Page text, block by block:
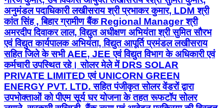
अनुमंडल पदाधिकारी लखीसराय श्री प्रभाकर कुमार, LDM श्री
कांत सिंह , बिहार ग्रामीण बैंक Regional Manager श्री
अमरदीप दिवाकर लाल, विद्युत अधीक्षण अभियंता श्री सुमित सौरभ
एवं विद्युत कार्यपालक अभियंता, विद्युत आपूर्ति प्रमंडल लखीसराय
सहित जिले के सभी AEE, JEE एवं विद्युत विभाग के अधिकारी एवं
कर्मचारी उपस्थित रहे। सोलर मेले में DRS SOLAR
PRIVATE LIMITED एवं UNICORN GREEN
ENERGY PVT. LTD. सहित पंजीकृत सोलर वेंडरों द्वारा
उपभोक्ताओं को पीएम सूर्य घर योजना के तहत रूफटॉप सोलर